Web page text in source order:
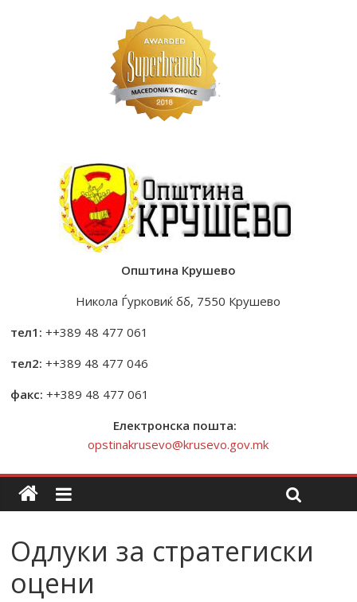
Општина Крушево
Никола Ѓурковиќ бб, 7550 Крушево
тел1: ++389 48 477 061
тел2: ++389 48 477 046
факс: ++389 48 477 061
Електронска пошта:
opstinakrusevo@krusevo.gov.mk
Одлуки за стратегиски
оцени